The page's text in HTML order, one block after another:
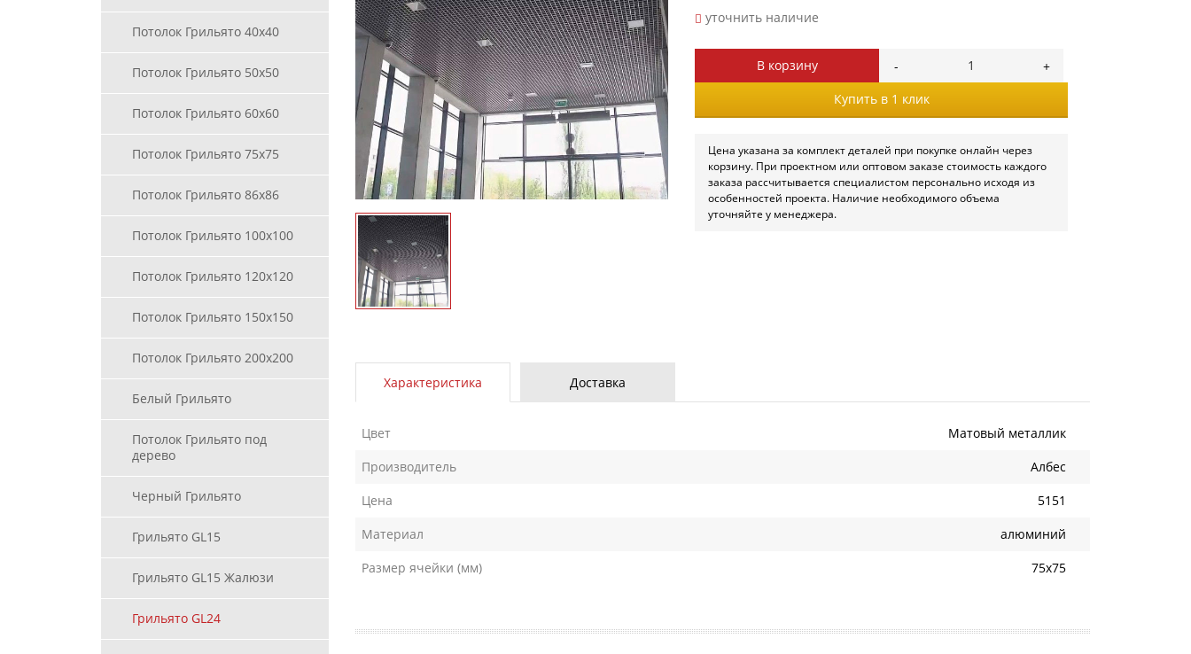
Потолок Грильято 40х40
Потолок Грильято 50х50
Потолок Грильято 60х60
Потолок Грильято 75х75
Потолок Грильято 86х86
Потолок Грильято 100х100
Потолок Грильято 120х120
Потолок Грильято 150х150
Потолок Грильято 200х200
Белый Грильято
Потолок Грильято под
дерево
Черный Грильято
Грильято GL15
Грильято GL15 Жалюзи
Грильято GL24
уточнить наличие
В корзину
Купить в 1 клик
Цена указана за комплект деталей при покупке онлайн через
корзину. При проектном или оптовом заказе стоимость каждого
заказа рассчитывается специалистом персонально исходя из
особенностей проекта. Наличие необходимого объема
уточняйте у менеджера.
Характеристика Доставка
Цвет
Матовый металлик
Производитель
Албес
Цена
5151
Материал
алюминий
Размер ячейки (мм)
75х75